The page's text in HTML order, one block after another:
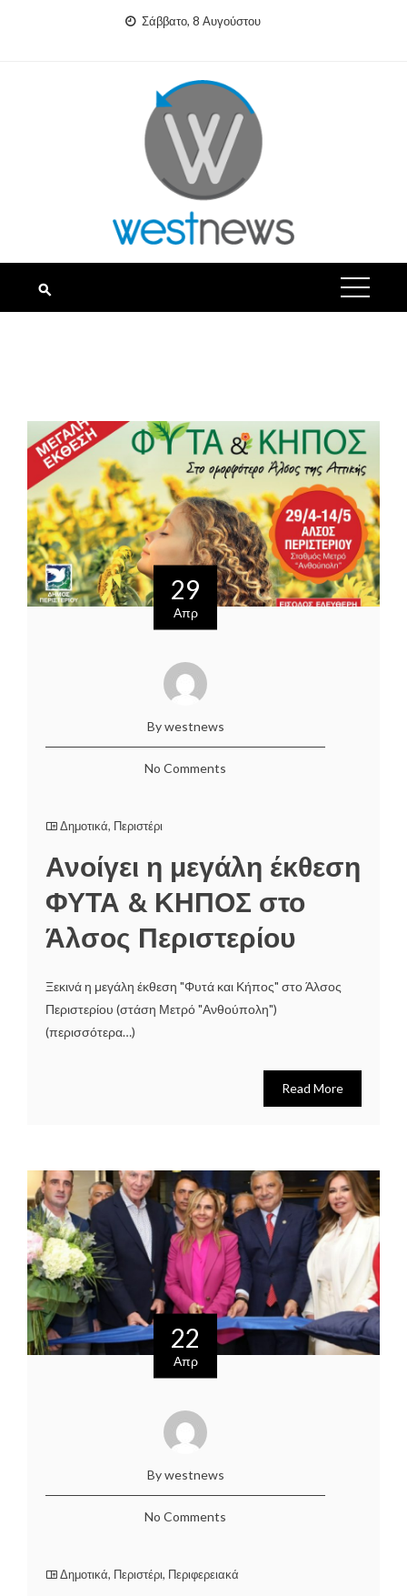
Σάββατο, 8 Αυγούστου
29
Απρ
By westnews
No Comments
Δημοτικά, Περιστέρι
Ανοίγει η μεγάλη έκθεση
ΦΥΤΑ & ΚΗΠΟΣ στο
Άλσος Περιστερίου
Ξεκινά η μεγάλη έκθεση "Φυτά και Κήπος" στο Άλσος
Περιστερίου (στάση Μετρό "Ανθούπολη")
(περισσότερα…)
Read More
22
Απρ
By westnews
No Comments
Δημοτικά, Περιστέρι, Περιφερειακά